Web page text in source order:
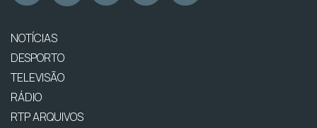
NOTÍCIAS
DESPORTO
TELEVISÃO
RÁDIO
RTP ARQUIVOS